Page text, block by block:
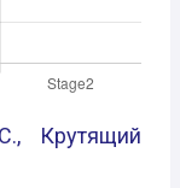
Крутящий